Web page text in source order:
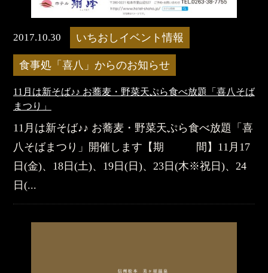
2017.10.30 いちおしイベント情報
食事処「喜八」からのお知らせ
11月は新そば♪♪ お蕎麦・野菜天ぷら食べ放題「喜八そば
まつり」
11月は新そば♪♪ お蕎麦・野菜天ぷら食べ放題「喜
八そばまつり」開催します【期 間】11月17
日(金)、18日(土)、19日(日)、23日(木※祝日)、24
日(...